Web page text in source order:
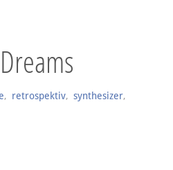
N
, retrospektiv, synthesizer,